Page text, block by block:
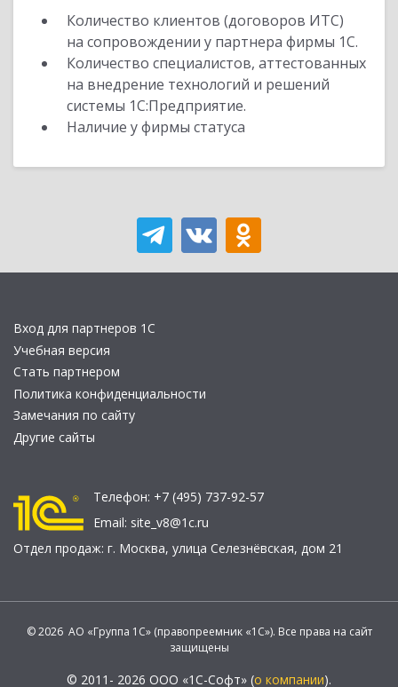
Количество клиентов (договоров ИТС)
на сопровождении у партнера фирмы 1С.
Количество специалистов, аттестованных
на внедрение технологий и решений
системы 1С:Предприятие.
Наличие у фирмы статуса
Вход для партнеров 1С
Учебная версия
Стать партнером
Политика конфиденциальности
Замечания по сайту
Другие сайты
Телефон: +7 (495) 737-92-57
Email: site_v8@1c.ru
Отдел продаж: г. Москва, улица Селезнёвская, дом 21
© 2026 АО «Группа 1С» (правопреемник «1С»). Все права на сайт
защищены
© 2011- 2026 ООО «1С-Софт» (о компании).